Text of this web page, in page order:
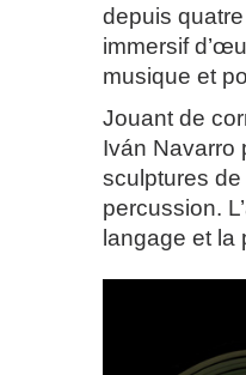
depuis
immersif
musique et
Jouant de
Iván Navarro
sculptures de
percussion.
langage et